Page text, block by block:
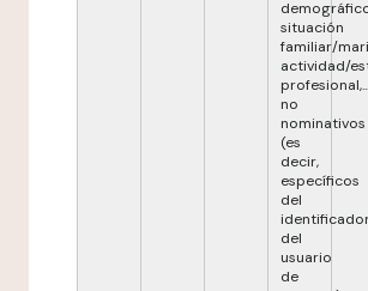
situación
familiar/
actividad/
no
nominativos
(es
decir,
específicos
del
del
usuario
de